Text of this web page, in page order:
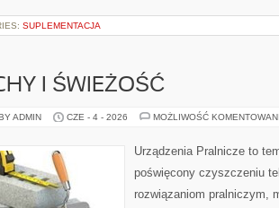
SUPLEMENTACJA
I ŚWIEŻOŚĆ
ADMIN CZE - 4 - 2026 MOŻLIWOŚĆ
Urządzenia Pralnicze to
poświęcony czyszczeniu
rozwiązaniom pralniczym,